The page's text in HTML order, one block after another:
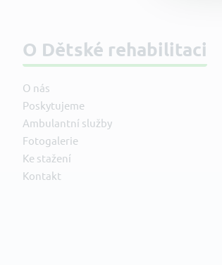
O Dětské rehabilitaci
O nás
Poskytujeme
Ambulantní služby
Fotogalerie
Ke stažení
Kontakt